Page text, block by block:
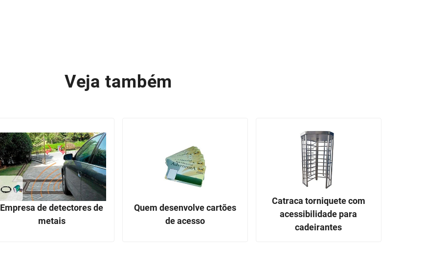
Veja também
Empresa de detectores de
metais
Quem desenvolve cartões
de acesso
Catraca torniquete com
acessibilidade para
cadeirantes